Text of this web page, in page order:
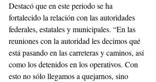
Destacó que en este periodo se ha
fortalecido la relación con las autoridades
federales, estatales y municipales. “En las
reuniones con la autoridad les decimos qué
está pasando en las carreteras y caminos, así
como los detenidos en los operativos. Con
esto no sólo llegamos a quejarnos, sino